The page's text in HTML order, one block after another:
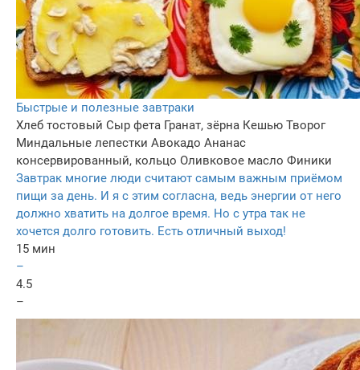
Быстрые и полезные завтраки
Хлеб тостовый Сыр фета Гранат, зёрна Кешью Творог
Миндальные лепестки Авокадо Ананас
консервированный, кольцо Оливковое масло Финики
Завтрак многие люди считают самым важным приёмом
пищи за день. И я с этим согласна, ведь энергии от него
должно хватить на долгое время. Но с утра так не
хочется долго готовить. Есть отличный выход!
15 мин
–
4.5
–